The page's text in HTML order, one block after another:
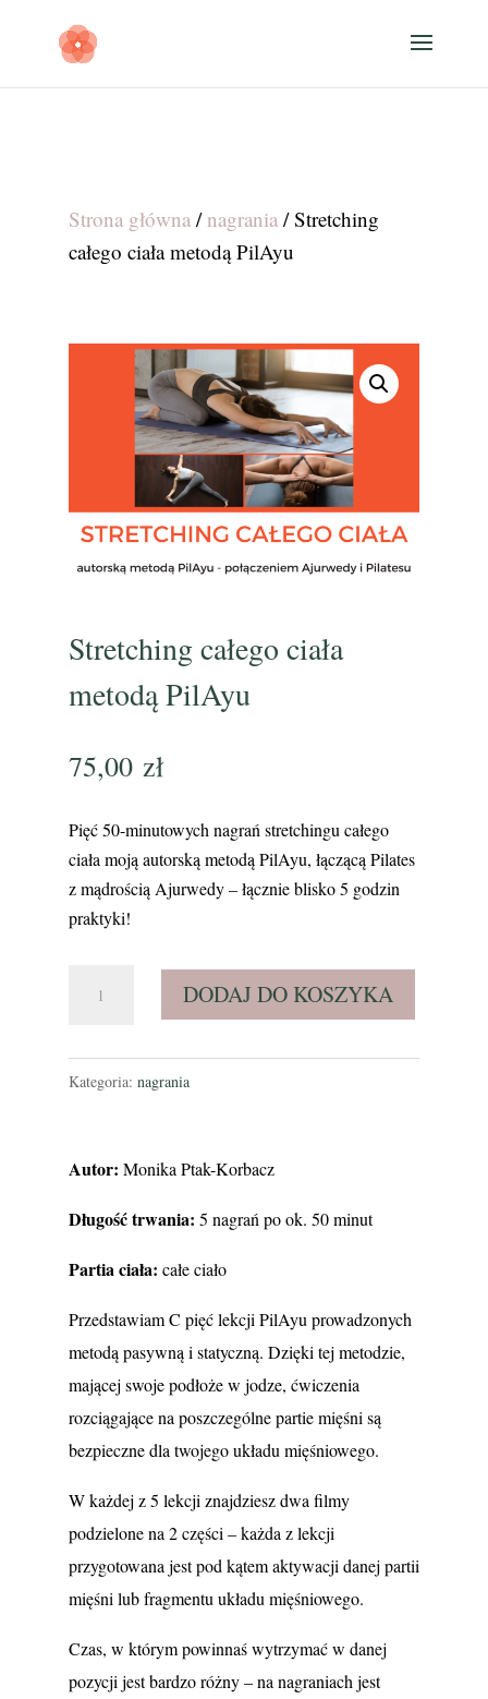
Strona główna/ nagrania/ Stretching
całego ciała metodą PilAyu
Stretching całego ciała
metodą PilAyu
75,00 zł
Pięć 50-minutowych nagrań stretchingu całego
ciała moją autorską metodą PilAyu, łączącą Pilates
z mądrością Ajurwedy – łącznie blisko 5 godzin
praktyki!
ciała
DODAJ DO KOSZYKA
Kategoria: nagrania
Autor: Monika Ptak-Korbacz
Długość trwania: 5 nagrań po ok. 50 minut
Partia ciała: całe ciało
Przedstawiam C pięć lekcji PilAyu prowadzonych
metodą pasywną i statyczną. Dzięki tej metodzie,
mającej swoje podłoże w jodze, ćwiczenia
rozciągające na poszczególne partie mięśni są
bezpieczne dla twojego układu mięśniowego.
W każdej z 5 lekcji znajdziesz dwa filmy
podzielone na 2 części – każda z lekcji
przygotowana jest pod kątem aktywacji danej partii
mięśni lub fragmentu układu mięśniowego.
Czas, w którym powinnaś wytrzymać w danej
pozycji jest bardzo różny – na nagraniach jest